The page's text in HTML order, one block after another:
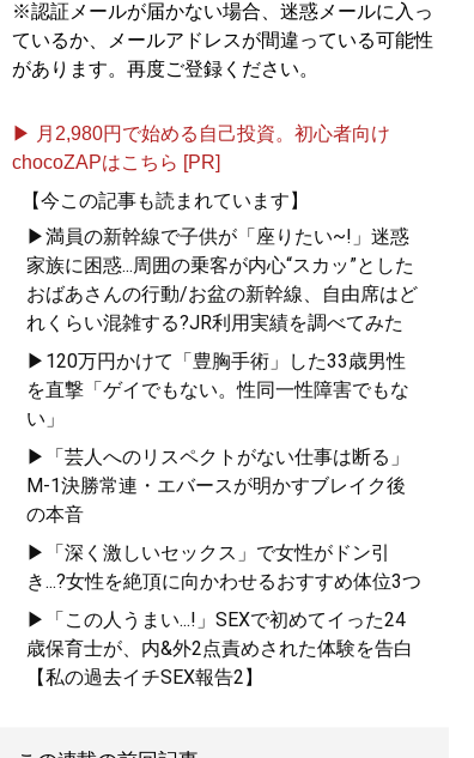
※認証メールが届かない場合、迷惑メールに入っ
ているか、メールアドレスが間違っている可能性
があります。再度ご登録ください。
▶ 月2,980円で始める自己投資。初心者向け
chocoZAPはこちら [PR]
【今この記事も読まれています】
▶満員の新幹線で子供が「座りたい~!」迷惑
家族に困惑...周囲の乗客が内心“スカッ”とした
おばあさんの行動/お盆の新幹線、自由席はど
れくらい混雑する?JR利用実績を調べてみた
▶120万円かけて「豊胸手術」した33歳男性
を直撃「ゲイでもない。性同一性障害でもな
い」
▶「芸人へのリスペクトがない仕事は断る」
M-1決勝常連・エバースが明かすブレイク後
の本音
▶「深く激しいセックス」で女性がドン引
き...?女性を絶頂に向かわせるおすすめ体位3つ
▶「この人うまい...!」SEXで初めてイった24
歳保育士が、内&外2点責めされた体験を告白
【私の過去イチSEX報告2】